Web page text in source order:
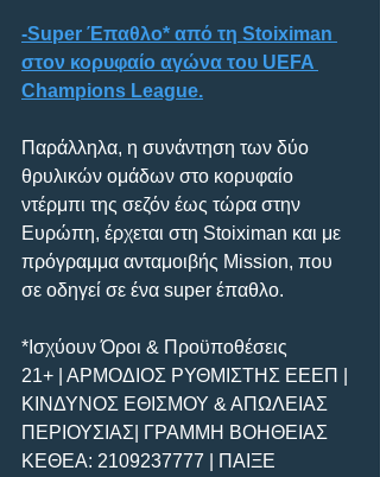
-Super Έπαθλο* από τη Stoiximan
στον κορυφαίο αγώνα του UEFA
Champions League.
Παράλληλα, η συνάντηση των δύο
θρυλικών ομάδων στο κορυφαίο
ντέρμπι της σεζόν έως τώρα στην
Ευρώπη, έρχεται στη Stoiximan και με
πρόγραμμα ανταμοιβής Mission, που
σε οδηγεί σε ένα super έπαθλο.
*Ισχύουν Όροι & Προϋποθέσεις
21+ | ΑΡΜΟΔΙΟΣ ΡΥΘΜΙΣΤΗΣ ΕΕΕΠ |
ΚΙΝΔΥΝΟΣ ΕΘΙΣΜΟΥ & ΑΠΩΛΕΙΑΣ
ΠΕΡΙΟΥΣΙΑΣ| ΓΡΑΜΜΗ ΒΟΗΘΕΙΑΣ
ΚΕΘΕΑ: 2109237777 | ΠΑΙΞΕ